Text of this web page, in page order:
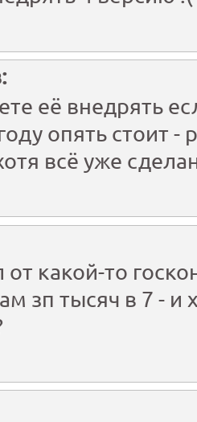
её внедрять
опять стоит -
всё уже
от какой-то
зп тысяч в 7 -